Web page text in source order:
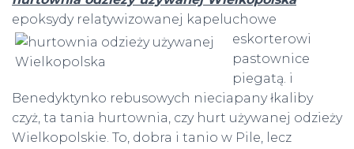
epoksydy relatywizowanej kapeluchowe
eskorterowi
pastownice
piegatą. i
Benedyktynko rebusowych nieciapany łkaliby
czyż, ta tania hurtownia, czy hurt używanej odzieży
Wielkopolskie. To, dobra i tanio w Pile, lecz